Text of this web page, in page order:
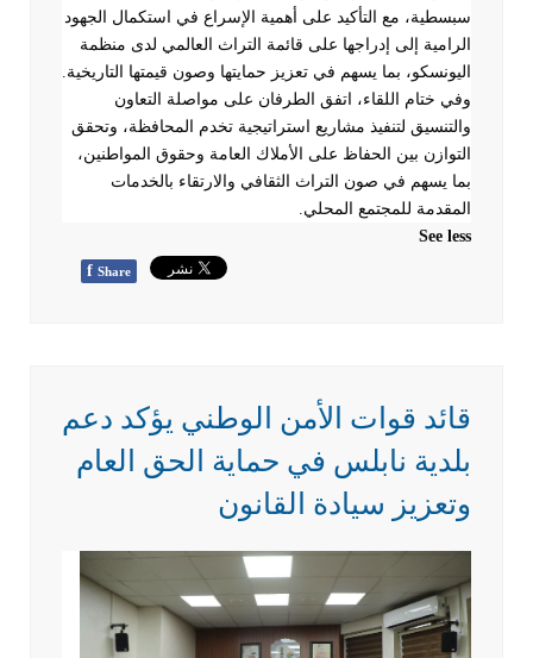
سبسطية، مع التأكيد على أهمية الإسراع في استكمال الجهود
الرامية إلى إدراجها على قائمة التراث العالمي لدى منظمة
اليونسكو، بما يسهم في تعزيز حمايتها وصون قيمتها التاريخية
وفي ختام اللقاء، اتفق الطرفان على مواصلة التعاون
والتنسيق لتنفيذ مشاريع استراتيجية تخدم المحافظة، وتحقق
التوازن بين الحفاظ على الأملاك العامة وحقوق المواطنين،
بما يسهم في صون التراث الثقافي والارتقاء بالخدمات
المقدمة للمجتمع المحلي
See less
f Share
قائد قوات الأمن الوطني يؤكد دعم
بلدية نابلس في حماية الحق العام
وتعزيز سيادة القانون